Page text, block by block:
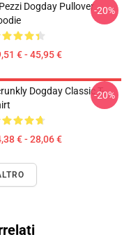
Dogday Pullover
€ - 45,95 €
-20%
Dogday Classic T-
€ - 28,06 €
-20%